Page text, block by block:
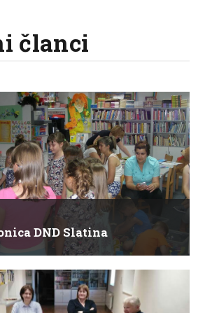
članci
DND Slatina